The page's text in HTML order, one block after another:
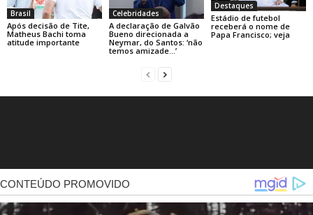
Brasil
Após decisão de Tite,
Matheus Bachi toma
atitude importante
Celebridades
A declaração de Galvão
Bueno direcionada a
Neymar, do Santos: ‘não
temos amizade…’
Destaques
Estádio de futebol
receberá o nome de
Papa Francisco; veja